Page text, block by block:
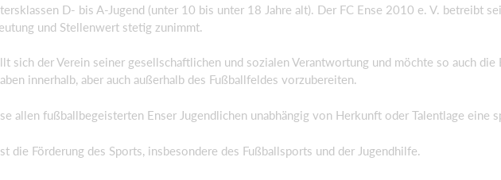
D- bis A-Jugend (unter 10 bis unter 18 Jahre alt). Der FC Ense 2010 e. V. betreibt
und Stellenwert stetig zunimmt.
sich der Verein seiner gesellschaftlichen und sozialen Verantwortung und möchte so auch
innerhalb, aber auch außerhalb des Fußballfeldes vorzubereiten.
allen fußballbegeisterten Enser Jugendlichen unabhängig von Herkunft oder Talentlage eine
die Förderung des Sports, insbesondere des Fußballsports und der Jugendhilfe.